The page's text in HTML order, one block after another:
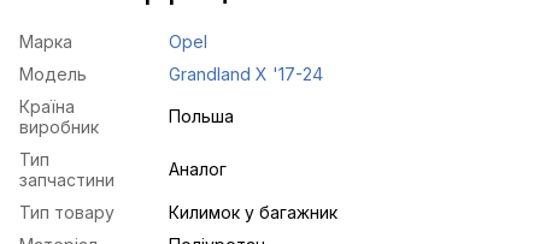
Марка
Opel
Модель
Grandland X '17-24
Країна
виробник
Польша
Тип
запчастини
Аналог
Тип товару
Килимок у багажник